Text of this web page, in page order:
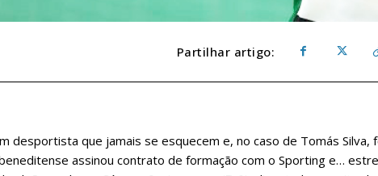
Partilhar artigo:
desportista que jamais se esquecem e, no caso de Tomás Silva,
assinou contrato de formação com o Sporting e…